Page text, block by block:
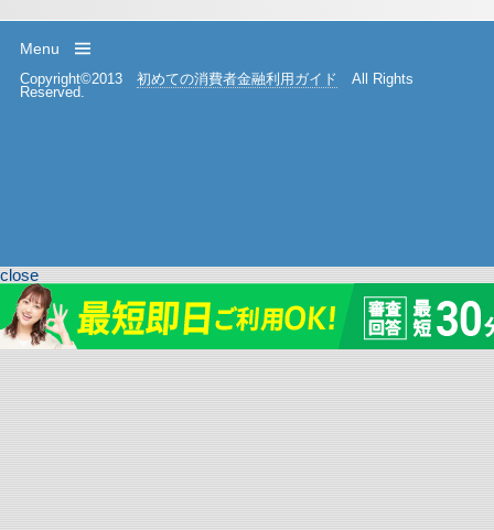
Menu
Copyright©2013初めての消費者金融利用ガイド All Rights
Reserved.
close